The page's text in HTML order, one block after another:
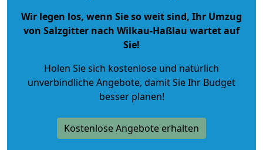
Wir legen los, wenn Sie so weit sind, Ihr Umzug
von Salzgitter nach Wilkau-Haßlau wartet auf
Sie!
Holen Sie sich kostenlose und natürlich
unverbindliche Angebote, damit Sie Ihr Budget
besser planen!
Kostenlose Angebote erhalten